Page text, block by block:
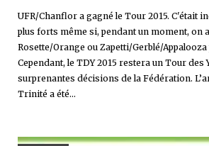
UFR/Chanflor a gagné le Tour 2015. C'était
plus forts même si, pendant un moment, on
Rosette/Orange ou Zapetti/Gerblé/
Cependant, le TDY 2015 restera un Tour des
surprenantes décisions de la Fédération.
Trinité a été...